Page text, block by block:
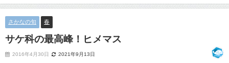
さかなの旬 春
サケ科の最高峰！ヒメマス
2016年4月30日 2021年9月13日